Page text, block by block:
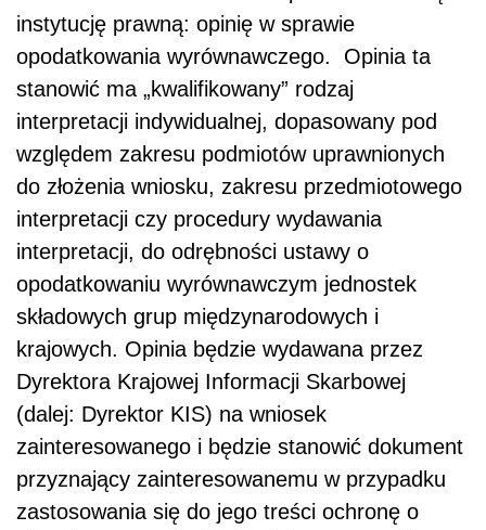
instytucję prawną: opinię w sprawie
opodatkowania wyrównawczego. Opinia ta
stanowić ma „kwalifikowany” rodzaj
interpretacji indywidualnej, dopasowany pod
względem zakresu podmiotów uprawnionych
do złożenia wniosku, zakresu przedmiotowego
interpretacji czy procedury wydawania
interpretacji, do odrębności ustawy o
opodatkowaniu wyrównawczym jednostek
składowych grup międzynarodowych i
krajowych. Opinia będzie wydawana przez
Dyrektora Krajowej Informacji Skarbowej
(dalej: Dyrektor KIS) na wniosek
zainteresowanego i będzie stanowić dokument
przyznający zainteresowanemu w przypadku
zastosowania się do jego treści ochronę o